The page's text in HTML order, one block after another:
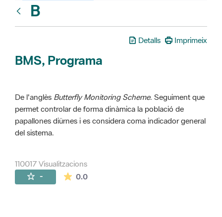
B
Detalls Imprimeix
BMS, Programa
De l'anglès Butterfly Monitoring Scheme. Seguiment que
permet controlar de forma dinàmica la població de
papallones diürnes i es considera coma indicador general
del sistema.
110017 Visualitzacions
- 0.0La mitjana de les valoracions és de 0